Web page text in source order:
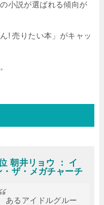
小説が選ばれる傾向が
! 売りたい本」がキャッ
朝井リョウ ： イ
・ザ・メガチャーチ
あるアイドルグルー